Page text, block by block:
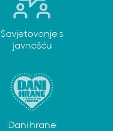
Savjetovanje s
javnošću
Dani hrane